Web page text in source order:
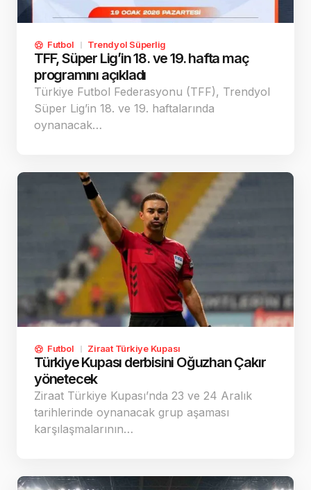
Futbol Trendyol Süperlig
TFF, Süper Lig’in 18. ve 19. hafta maç
programını açıkladı
Türkiye Futbol Federasyonu (TFF), Trendyol
Süper Lig’in 18. ve 19. haftalarında
oynanacak…
Futbol Ziraat Türkiye Kupası
Türkiye Kupası derbisini Oğuzhan Çakır
yönetecek
Ziraat Türkiye Kupası’nda 23 ve 24 Aralık
tarihlerinde oynanacak grup aşaması
karşılaşmalarının…